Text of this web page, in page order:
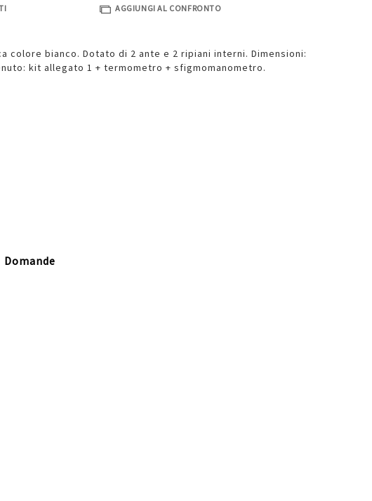
AGGIUNGI AL CONFRONTO
colore bianco. Dotato di 2 ante e 2 ripiani interni. Dimensioni:
kit allegato 1 + termometro + sfigmomanometro.
Domande